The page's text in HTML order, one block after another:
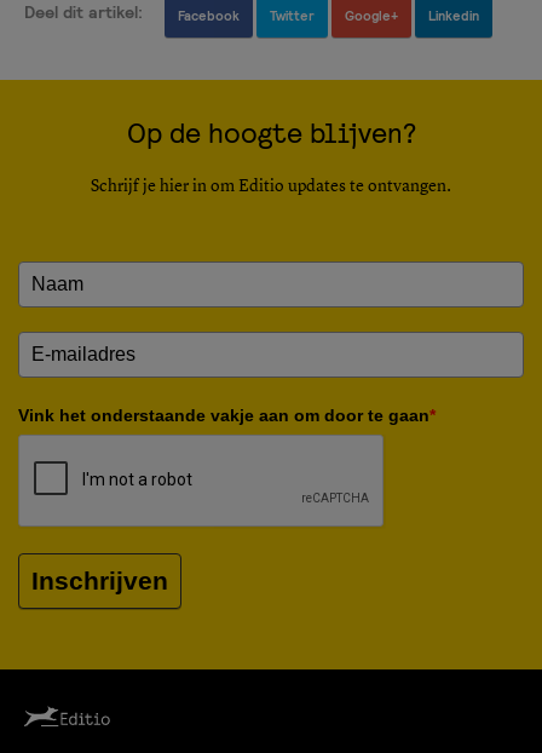
Deel dit artikel: Facebook Twitter Google+ Linkedin
Op de hoogte blijven?
Schrijf je hier in om Editio updates te ontvangen.
Vink het onderstaande vakje aan om door te gaan*
Inschrijven